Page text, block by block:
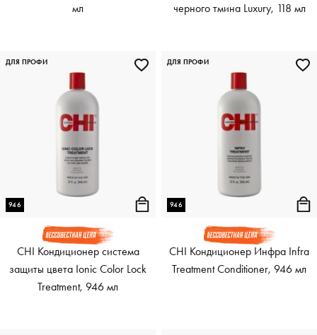
мл
черного тмина Luxury, 118 мл
946
CHI Кондиционер система
защиты цвета Ionic Color Lock
Treatment, 946 мл
ДЛЯ ПРОФИ
946
CHI Кондиционер Инфра Infra
Treatment Conditioner, 946 мл
ДЛЯ ПРОФИ